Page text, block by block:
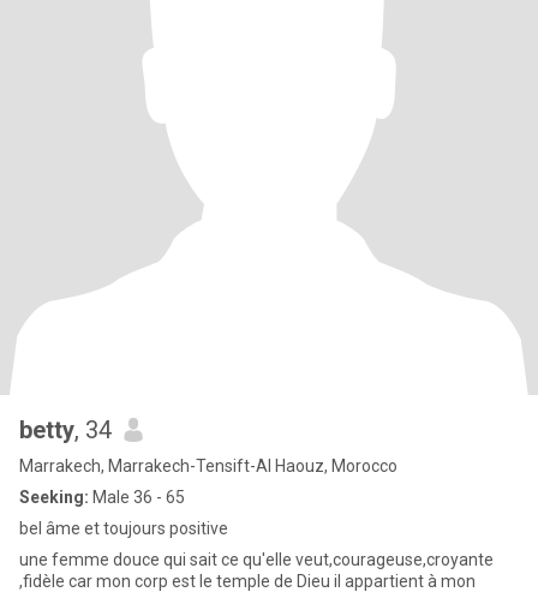
betty, 34
Marrakech, Marrakech-Tensift-Al Haouz, Morocco
Seeking: Male 36 - 65
bel âme et toujours positive
une femme douce qui sait ce qu'elle veut,courageuse,croyante
,fidèle car mon corp est le temple de Dieu il appartient à mon